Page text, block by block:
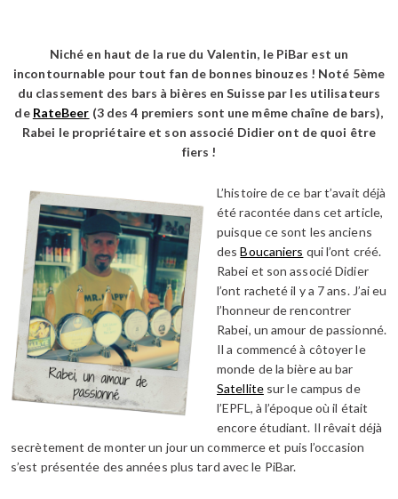
Niché en haut de la rue du Valentin, le PiBar est un
incontournable pour tout fan de bonnes binouzes ! Noté 5ème
du classement des bars à bières en Suisse par les utilisateurs
de RateBeer (3 des 4 premiers sont une même chaîne de bars),
Rabei le propriétaire et son associé Didier ont de quoi être
fiers !
L’histoire de ce bar t’avait déjà
été racontée dans cet article,
puisque ce sont les anciens
desBoucaniers qui l’ont créé.
Rabei et son associé Didier
l’ont racheté il y a 7 ans. J’ai eu
l’honneur de rencontrer
Rabei, un amour de passionné.
Il a commencé à côtoyer le
monde de la bière au bar
Satellitesur le campus de
l’EPFL, à l’époque où il était
encore étudiant. Il rêvait déjà
secrètement de monter un jour un commerce et puis l’occasion
s’est présentée des années plus tard avec le PiBar.